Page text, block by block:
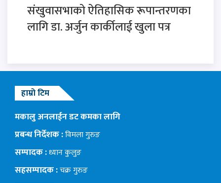
संखुवासभाको ऐतिहासिक रूपान्तरणका
लागि डा. अर्जुन कार्कीलाई खुला पत्र
हाम्रो टिम
मकालु अनलाईन डट कमका लागि
प्रबन्ध निर्देशक :विमला गुरुङ
सम्पादक :ध्यान कुलुङ
सहसम्पादक :चक्र गुरुङ